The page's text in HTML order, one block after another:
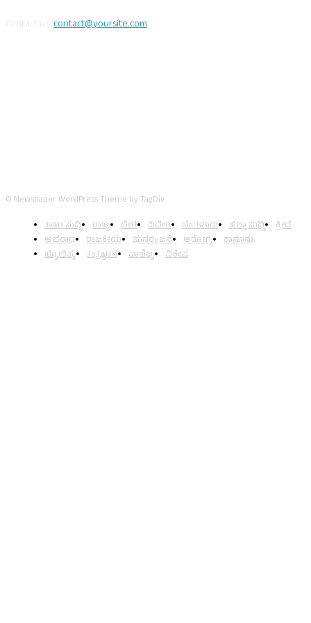
contact@yoursite.com
© Newspaper WordPress Theme by TagDiv
ತಾಜಾ ಸುದ್ದಿ
ರಾಜ್ಯ ದೇಶ ವಿದೇಶ ಬೆಂಗಳೂರು ಜಿಲ್ಲಾ ಸುದ್ದಿ
ಕ್ರೀಡೆ
ಅಪರಾಧ
ರಾಜಕೀಯ ಮನರಂಜನೆ ಆರೋಗ್ಯ
ಕಾನೂನು
ಜ್ಯೋತಿಷ್ಯ
ತಂತ್ರಜ್ಞಾನ ವಾಣಿಜ್ಯ ವಿಶೇಷ